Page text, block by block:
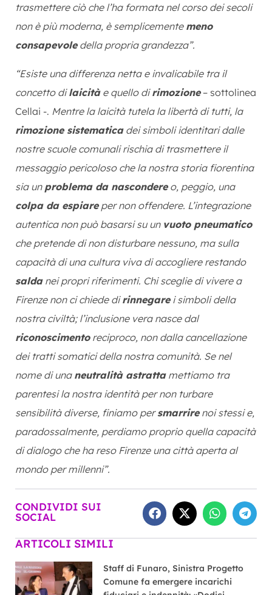
trasmettere ciò che l’ha formata nel corso dei secoli
non è più moderna, è semplicemente meno
consapevoledella propria grandezza”.
“Esiste una differenza netta e invalicabile tra il
concetto dilaicitàe quello dirimozione– sottolinea
Cellai -. Mentre la laicità tutela la libertà di tutti, la
rimozione sistematicadei simboli identitari dalle
nostre scuole comunali rischia di trasmettere il
messaggio pericoloso che la nostra storia fiorentina
sia un problema da nascondereo, peggio, una
colpa da espiareper non offendere. L’integrazione
autentica non può basarsi su un vuoto pneumatico
che pretende di non disturbare nessuno, ma sulla
capacità di una cultura viva di accogliere restando
saldanei propri riferimenti. Chi sceglie di vivere a
Firenze non ci chiede dirinnegarei simboli della
nostra civiltà; l’inclusione vera nasce dal
riconoscimentoreciproco, non dalla cancellazione
dei tratti somatici della nostra comunità. Se nel
nome di una neutralità astrattamettiamo tra
parentesi la nostra identità per non turbare
sensibilità diverse, finiamo persmarrirenoi stessi e,
paradossalmente, perdiamo proprio quella capacità
di dialogo che ha reso Firenze una città aperta al
mondo per millenni”.
CONDIVIDI SUI
SOCIAL
ARTICOLI SIMILI
Staff di Funaro, Sinistra Progetto
Comune fa emergere incarichi